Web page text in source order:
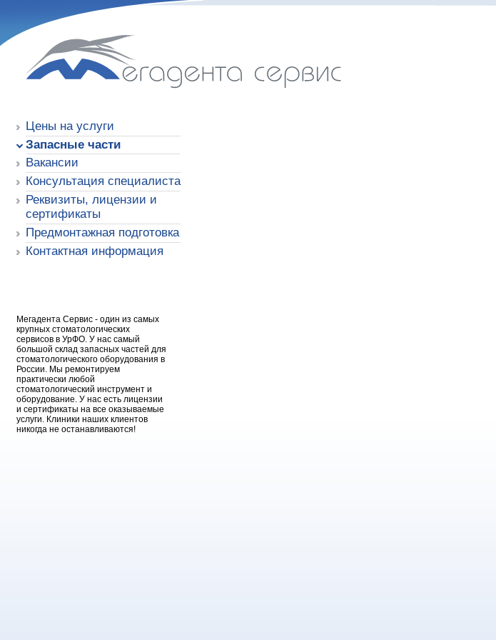
Мегадента Сервис
Цены на услуги
Запасные части
Вакансии
Консультация специалиста
Реквизиты, лицензии и
сертификаты
Предмонтажная подготовка
Контактная информация
Мегадента Сервис - один из самых
крупных стоматологических
сервисов в УрФО. У нас самый
большой склад запасных частей для
стоматологического оборудования в
России. Мы ремонтируем
практически любой
стоматологический инструмент и
оборудование. У нас есть лицензии
и сертификаты на все оказываемые
услуги. Клиники наших клиентов
никогда не останавливаются!